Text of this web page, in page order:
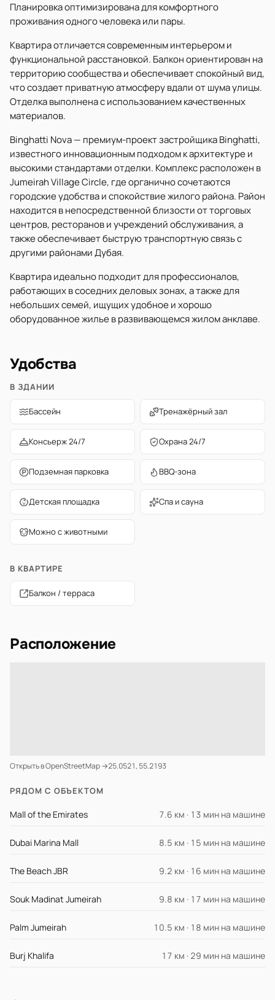
Планировка оптимизирована для комфортного
проживания одного человека или пары.
Квартира отличается современным интерьером и
функциональной расстановкой. Балкон ориентирован на
территорию сообщества и обеспечивает спокойный вид,
что создает приватную атмосферу вдали от шума улицы.
Отделка выполнена с использованием качественных
материалов.
Binghatti Nova — премиум-проект застройщика Binghatti,
известного инновационным подходом к архитектуре и
высокими стандартами отделки. Комплекс расположен в
Jumeirah Village Circle, где органично сочетаются
городские удобства и спокойствие жилого района. Район
находится в непосредственной близости от торговых
центров, ресторанов и учреждений обслуживания, а
также обеспечивает быструю транспортную связь с
другими районами Дубая.
Квартира идеально подходит для профессионалов,
работающих в соседних деловых зонах, а также для
небольших семей, ищущих удобное и хорошо
оборудованное жилье в развивающемся жилом анклаве.
Удобства
В ЗДАНИИ
Бассейн Тренажёрный зал
Консьерж 24/7 Охрана 24/7
Подземная парковка BBQ-зона
Детская площадка Спа и сауна
Можно с животными
В КВАРТИРЕ
Балкон / терраса
Расположение
Открыть в OpenStreetMap →25.0521, 55.2193
РЯДОМ С ОБЪЕКТОМ
Mall of the Emirates 7.6 км · 13 мин на машине
Dubai Marina Mall 8.5 км · 15 мин на машине
The Beach JBR 9.2 км · 16 мин на машине
Souk Madinat Jumeirah 9.8 км · 17 мин на машине
Palm Jumeirah 10.5 км · 18 мин на машине
Burj Khalifa 17 км · 29 мин на машине